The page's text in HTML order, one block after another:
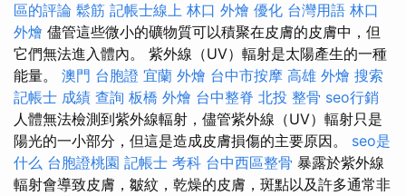
區的評論 鬆筋 記帳士線上 林口 外燴 優化 台灣用語 林口
外燴 儘管這些微小的礦物質可以積聚在皮膚的皮膚中，但
它們無法進入體內。 紫外線（UV）輻射是太陽產生的一種
能量。 澳門 台胞證 宜蘭 外燴 台中市按摩 高雄 外燴 搜索
記帳士 成績 查詢 板橋 外燴 台中整脊 北投 整骨 seo行銷
人體無法檢測到紫外線輻射，儘管紫外線（UV）輻射只是
陽光的一小部分，但這是造成皮膚損傷的主要原因。 seo是
什么 台胞證桃園 記帳士 考科 台中西區整骨 暴露於紫外線
輻射會導致皮膚，皺紋，乾燥的皮膚，斑點以及許多通常非